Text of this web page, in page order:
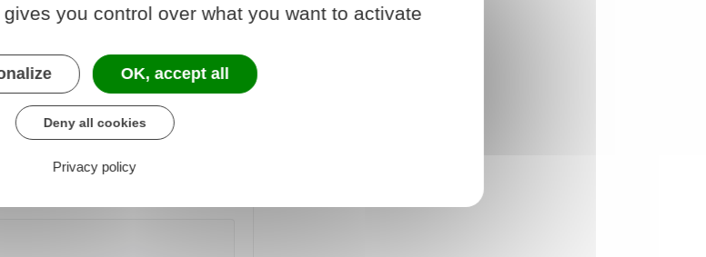
6 mois qui suivent la
périodes au plus.
you control over what you want to activate
OK, accept all
Deny all cookies
Privacy policy